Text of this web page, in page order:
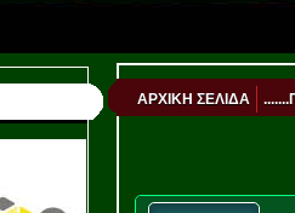
ΑΡΧΙΚΗ ΣΕΛΙΔΑ